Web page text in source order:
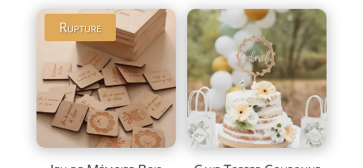
récent
au
plus
ancien
Rupture